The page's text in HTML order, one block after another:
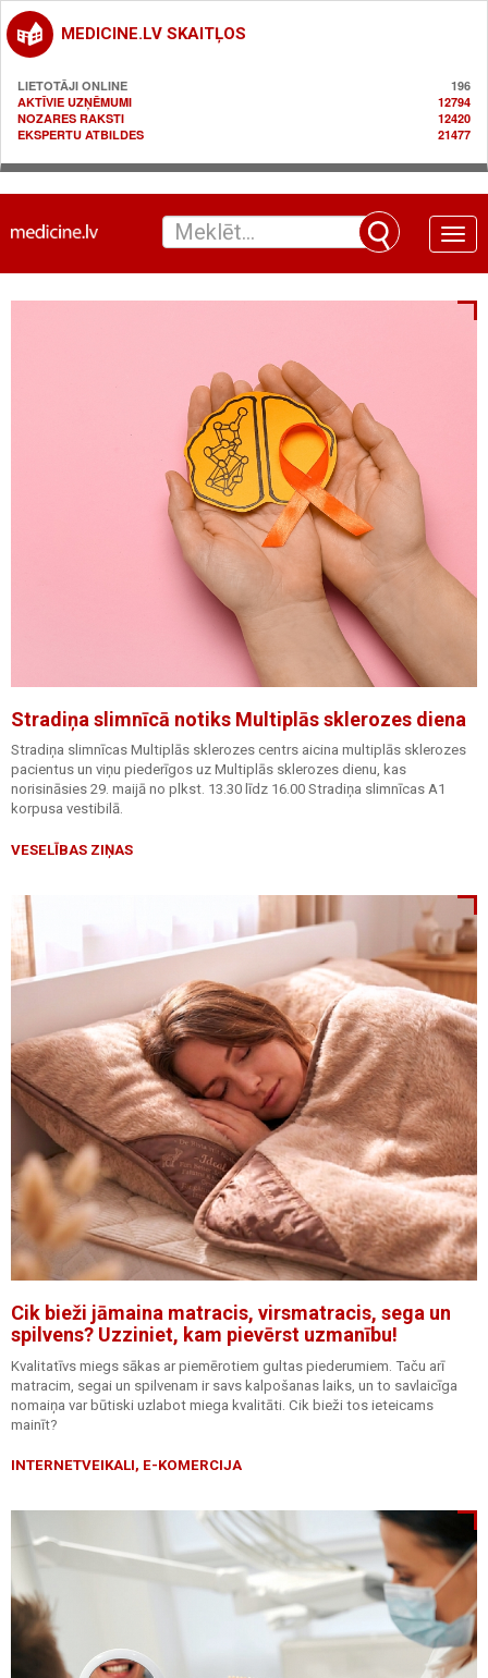
MEDICINE.LV SKAITĻOS
LIETOTĀJI ONLINE
196
AKTĪVIE UZŅĒMUMI
12794
NOZARES RAKSTI
12420
EKSPERTU ATBILDES
21477
Toggle
Stradiņa slimnīcā notiks Multiplās sklerozes diena
Stradiņa slimnīcas Multiplās sklerozes centrs aicina multiplās sklerozes
pacientus un viņu piederīgos uz Multiplās sklerozes dienu, kas
norisināsies 29. maijā no plkst. 13.30 līdz 16.00 Stradiņa slimnīcas A1
korpusa vestibilā.
VESELĪBAS ZIŅAS
Cik bieži jāmaina matracis, virsmatracis, sega un
spilvens? Uzziniet, kam pievērst uzmanību!
Kvalitatīvs miegs sākas ar piemērotiem gultas piederumiem. Taču arī
matracim, segai un spilvenam ir savs kalpošanas laiks, un to savlaicīga
nomaiņa var būtiski uzlabot miega kvalitāti. Cik bieži tos ieteicams
mainīt?
INTERNETVEIKALI, E-KOMERCIJA